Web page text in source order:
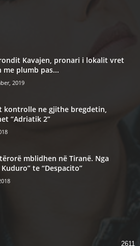
Kavajen, pronari i lokalit vret
me plumb pas...
2019
kontrolle ne gjithe bregdetin,
“Adriatik 2”
mblidhen në Tiranë. Nga
Kuduro” te “Despacito”
2611